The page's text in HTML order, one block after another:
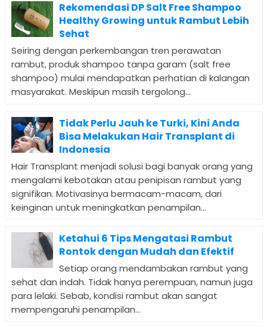
Rekomendasi DP Salt Free Shampoo
Healthy Growing untuk Rambut Lebih
Sehat
Seiring dengan perkembangan tren perawatan
rambut, produk shampoo tanpa garam (salt free
shampoo) mulai mendapatkan perhatian di kalangan
masyarakat. Meskipun masih tergolong...
Tidak Perlu Jauh ke Turki, Kini Anda
Bisa Melakukan Hair Transplant di
Indonesia
Hair Transplant menjadi solusi bagi banyak orang yang
mengalami kebotakan atau penipisan rambut yang
signifikan. Motivasinya bermacam-macam, dari
keinginan untuk meningkatkan penampilan...
Ketahui 6 Tips Mengatasi Rambut
Rontok dengan Mudah dan Efektif
Setiap orang mendambakan rambut yang
sehat dan indah. Tidak hanya perempuan, namun juga
para lelaki. Sebab, kondisi rambut akan sangat
mempengaruhi penampilan...